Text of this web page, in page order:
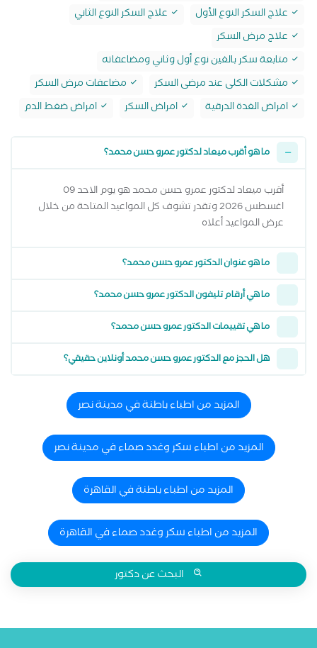
علاج السكر النوع الأول
علاج السكر النوع الثاني
علاج مرض السكر
متابعة سكر بالغين نوع أول وثاني ومضاعفاته
مشكلات الكلى عند مرضى السكر
مضاعفات مرض السكر
امراض الغدة الدرقية
امراض السكر امراض ضغط الدم
ما هو أقرب ميعاد لدكتور عمرو حسن محمد؟
أقرب ميعاد لدكتور عمرو حسن محمد هو يوم الاحد 09
اغسطس 2026 وتقدر تشوف كل المواعيد المتاحة من خلال
عرض المواعيد أعلاه
ما هو عنوان الدكتور عمرو حسن محمد؟
ما هي أرقام تليفون الدكتور عمرو حسن محمد؟
ما هي تقييمات الدكتور عمرو حسن محمد؟
هل الحجز مع الدكتور عمرو حسن محمد أونلاين حقيقي؟
المزيد من اطباء باطنة في مدينة نصر
المزيد من اطباء سكر وغدد صماء في مدينة نصر
المزيد من اطباء باطنة في القاهرة
المزيد من اطباء سكر وغدد صماء في القاهرة
البحث عن دكتور